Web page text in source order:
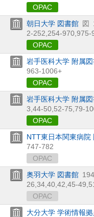
OPAC
朝日大学 図書館 図
2-252, 254-970, 975-
OPAC
岩手医科大学 附属
963-1006+
OPAC
岩手医科大学 附属
3, 44-50, 52-75, 79-
OPAC
NTT東日本関東病院
747-782
OPAC
奥羽大学 図書館
26, 34, 40, 42, 45-49,
OPAC
大分大学 学術情報